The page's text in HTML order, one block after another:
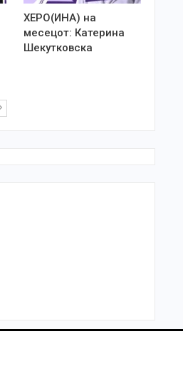
ХЕРО(ИНА) на
месецот: Катерина
Шекутковска